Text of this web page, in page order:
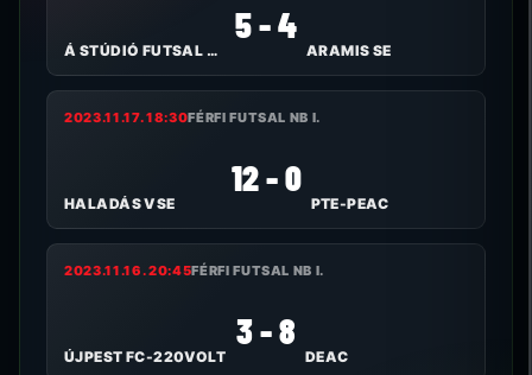
Á STÚDIÓ FUTSAL NYÍREGYHÁZA
5 - 4
ARAMIS SE
2023.11.17. 18:30FÉRFI FUTSAL NB I.
HALADÁS VSE
12 - 0
PTE-PEAC
2023.11.16. 20:45FÉRFI FUTSAL NB I.
ÚJPEST FC-220VOLT
3 - 8
DEAC